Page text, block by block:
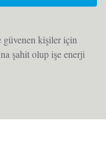
güvenen kişiler için
şahit olup işe enerji